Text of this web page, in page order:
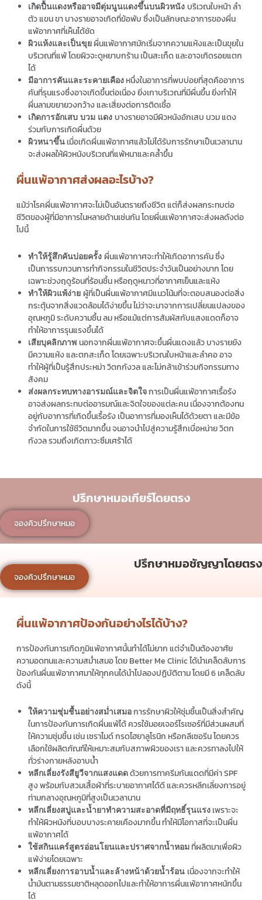
เกิดปื้นแดงหรืออาจมีตุ่มนูนแดงขึ้นบนผิวหนัง บริเวณใบหน้า ลำ
ตัว แขน ขา บางรายอาจเกิดที่ข้อพับ ซึ่งเป็นลักษณะอาการของผื่น
แพ้อากาศที่เห็นได้ชัด
ผิวแห้งและเป็นขุย ผื่นแพ้อากาศมักเริ่มจากความแห้งและเป็นขุยใน
บริเวณที่แพ้ โดยผิวจะดูหยาบกร้าน เป็นสะเก็ด และอาจเกิดรอยแตก
ได้
มีอาการคันและระคายเคือง หนึ่งในอาการที่พบบ่อยที่สุดคืออาการ
คันที่รุนแรงซึ่งอาจเกิดขึ้นต่อเนื่อง ยิ่งเกาบริเวณที่มีผื่นขึ้น ยิ่งทำให้
ผื่นลามขยายวงกว้าง และเสี่ยงต่อการติดเชื้อ
เกิดการอักเสบ บวม แดง บางรายอาจมีผิวหนังอักเสบ บวม แดง
ร่วมกับการเกิดผื่นด้วย
ผิวหนาขึ้น เมื่อเกิดผื่นแพ้อากาศแล้วไม่ได้รับการรักษาเป็นเวลานาน
จะส่งผลให้ผิวหนังบริเวณที่แพ้หนาและคล้ำขึ้น
ผื่นแพ้อากาศส่งผลอะไรบ้าง?
แม้ว่าโรคผื่นแพ้อากาศจะไม่เป็นอันตรายถึงชีวิต แต่ก็ส่งผลกระทบต่อ
ชีวิตของผู้ที่มีอาการในหลายด้านเช่นกัน โดยผื่นแพ้อากาศจะส่งผลดังต่อ
ไปนี้
ทำให้รู้สึกคันบ่อยครั้ง ผื่นแพ้อากาศจะทำให้เกิดอาการคัน ซึ่ง
เป็นการรบกวนการทำกิจกรรมในชีวิตประจำวันเป็นอย่างมาก โดย
เฉพาะช่วงฤดูร้อนที่ร้อนชื้น หรือฤดูหนาวที่อากาศเย็นและแห้ง
ทำให้ผิวแพ้ง่าย ผู้ที่เป็นผื่นแพ้อากาศมีแนวโน้มที่จะตอบสนองต่อสิ่ง
กระตุ้นจากสิ่งแวดล้อมได้ง่ายขึ้น ไม่ว่าจะมาจากการเปลี่ยนแปลงของ
อุณหภูมิ ระดับความชื้น ลม หรือแม้แต่การสัมผัสกับแสงแดดก็อาจ
ทำให้อาการรุนแรงขึ้นได้
เสียบุคลิกภาพ นอกจากผื่นแพ้อากาศจะขึ้นผื่นแดงแล้ว บางรายยัง
มีความแห้ง และตกสะเก็ด โดยเฉพาะบริเวณใบหน้าและลำคอ อาจ
ทำให้ผู้ที่เป็นรู้สึกประหม่า วิตกกังวล และไม่กล้าเข้าร่วมกิจกรรมทาง
สังคม
ส่งผลกระทบทางอารมณ์และจิตใจการเป็นผื่นแพ้อากาศเรื้อรัง
อาจส่งผลกระทบต่ออารมณ์และจิตใจของแต่ละคน เนื่องจากต้องทน
อยู่กับอาการที่เกิดขึ้นเรื้อรัง เป็นอาการที่มองเห็นได้ด้วยตา และมีข้อ
จำกัดในการใช้ชีวิตมากขึ้น จนอาจนำไปสู่ความรู้สึกเบื่อหน่าย วิตก
กังวล รวมถึงเกิดภาวะซึมเศร้าได้
ปรึกษาหมอเกียร์โดยตรง
จองคิวปรึกษาหมอ
ปรึกษาหมอชัญญาโดยตรง
จองคิวปรึกษาหมอ
ผื่นแพ้อากาศป้องกันอย่างไรได้บ้าง?
การป้องกันการเกิดภูมิแพ้อากาศนั้นทำได้ไม่ยาก แต่จำเป็นต้องอาศัย
ความอดทนและความสม่ำเสมอ โดย Better Me Clinic ได้นำเคล็ดลับการ
ป้องกันผื่นแพ้อากาศมาให้ทุกคนได้นำไปลองปฏิบัติตาม โดยมี 6 เคล็ดลับ
ดังนี้
ให้ความชุ่มชื้นอย่างสม่ำเสมอการรักษาผิวให้ชุ่มชื้นเป็นสิ่งสำคัญ
ในการป้องกันการเกิดผื่นแพ้ได้ ควรใช้มอยเจอร์ไรเซอร์ที่มีส่วนผสมที่
ให้ความชุ่มชื้น เช่น เซราไมด์ กรดไฮยาลูโรนิก หรือกลีเซอรีน โดยควร
เลือกใช้ผลิตภัณฑ์ให้เหมาะสมกับสภาพผิวของเรา และควรทาลงไปให้
ทั่วร่างกายหลังอาบน้ำ
หลีกเลี่ยงรังสียูวีจากแสงแดดด้วยการทาครีมกันแดดที่มีค่า SPF
สูง พร้อมกับสวมเสื้อผ้าที่ระบายอากาศได้ดี และควรหลีกเลี่ยงการอยู่
ท่ามกลางอุณหภูมิที่สูงเป็นเวลานาน
หลีกเลี่ยงสบู่และน้ำยาทำความสะอาดที่มีฤทธิ์รุนแรง เพราะจะ
ทำให้ผิวหนังที่บอบบางระคายเคืองมากขึ้น ทำให้มีโอกาสที่จะเป็นผื่น
แพ้อากาศได้
ใช้สกินแคร์สูตรอ่อนโยนและปราศจากน้ำหอม ที่ผลิตมาเพื่อผิว
แพ้ง่ายโดยเฉพาะ
หลีกเลี่ยงการอาบน้ำและล้างหน้าด้วยน้ำร้อน เนื่องจากจะทำให้
น้ำมันตามธรรมชาติหลุดออกไปและทำให้อาการผื่นแพ้อากาศหนักขึ้น
ได้